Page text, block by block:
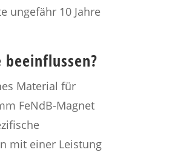
ungefähr 10 Jahre
Material für
FeNdB-Magnet
mit einer Leistung